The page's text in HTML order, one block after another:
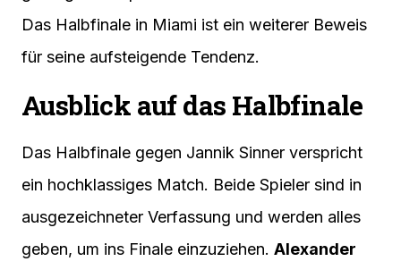
Das Halbfinale in Miami ist ein weiterer Beweis
für seine aufsteigende Tendenz.
Ausblick auf das Halbfinale
Das Halbfinale gegen Jannik Sinner verspricht
ein hochklassiges Match. Beide Spieler sind in
ausgezeichneter Verfassung und werden alles
geben, um ins Finale einzuziehen. Alexander